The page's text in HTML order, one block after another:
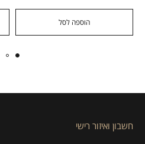
הוספה לסל
חשבון ואיזור רישי